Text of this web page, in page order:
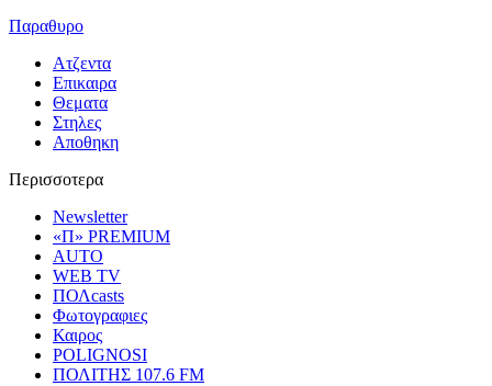
Παραθυρο
Ατζεντα
Επικαιρα
Θεματα
Στηλες
Αποθηκη
Περισσοτερα
Newsletter
«Π» PREMIUM
AUTO
WEB TV
ΠΟΛcasts
Φωτογραφιες
Καιρος
POLIGNOSI
ΠΟΛΙΤΗΣ 107.6 FM